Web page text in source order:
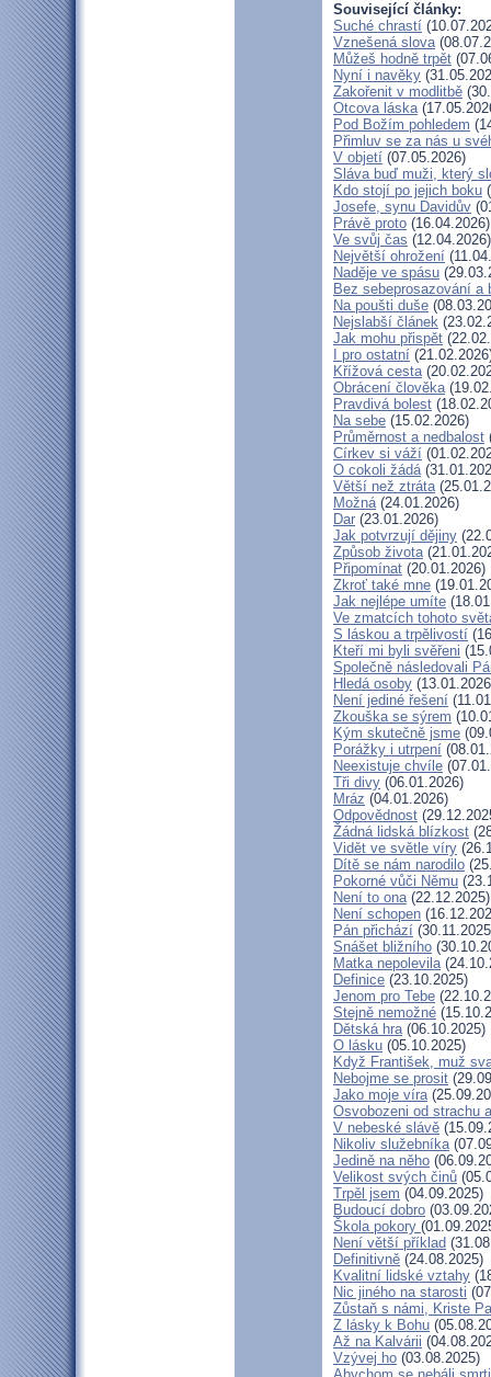
Související články:
Suché chrastí
Vznešená slova
Můžeš hodně trpět
Nyní i navěky
Zakořenit v modlitbě
Otcova láska
Pod Božím pohledem
Přimluv se za nás u
V objetí (07.05.2026)
Sláva buď muži, který
Kdo stojí po jejich boku
Josefe, synu Davidův
Právě proto (16.04.2026)
Ve svůj čas (12.04.2026)
Největší ohrožení
Naděje ve spásu
Bez sebeprosazování a
Na poušti duše
Nejslabší článek
Jak mohu přispět
I pro ostatní
Křížová cesta
Obrácení člověka
Pravdivá bolest
Na sebe (15.02.2026)
Průměrnost a nedbalost
Církev si váží
O cokoli žádá
Větší než ztráta
Možná(24.01.2026)
Dar (23.01.2026)
Jak potvrzují dějiny
Způsob života
Připomínat (20.01.2026)
Zkroť také mne
Jak nejlépe umíte
Ve zmatcích tohoto
S láskou a trpělivostí
Kteří mi byli svěřeni
Společně následovali
Hledá osoby
Není jediné řešení
Zkouška se sýrem
Kým skutečně jsme
Porážky i utrpení
Neexistuje chvíle
Tři divy (06.01.2026)
Mráz (04.01.2026)
Odpovědnost
Žádná lidská blízkost
Vidět ve světle víry
Dítě se nám narodilo
Pokorné vůči Němu
Není to ona(22.12.2025)
Není schopen
Pán přichází
Snášet bližního
Matka nepolevila
Definice (23.10.2025)
Jenom pro Tebe
Stejně nemožné
Dětská hra(06.10.2025)
O lásku (05.10.2025)
Když František, muž
Nebojme se prosit
Jako moje víra
Osvobozeni od strachu
V nebeské slávě
Nikoliv služebníka
Jedině na něho
Velikost svých činů
Trpěl jsem (04.09.2025)
Budoucí dobro
Škola pokory
Není větší příklad
Definitivně (24.08.2025)
Kvalitní lidské vztahy
Nic jiného na starosti
Zůstaň s námi, Kriste
Z lásky k Bohu
Až na Kalvárii
Vzývej ho (03.08.2025)